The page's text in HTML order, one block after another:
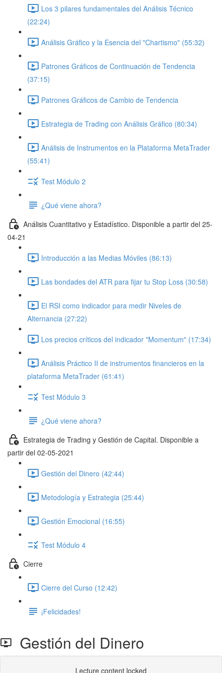
Los 3 pilares fundamentales del Análisis Técnico
(22:24)
Análisis Gráfico y la Esencia del "Chartismo" (55:32)
Patrones Gráficos de Continuación de Tendencia
(37:15)
Patrones Gráficos de Cambio de Tendencia
Estrategia de Trading con Análisis Gráfico (80:34)
Análisis de Instrumentos en la Plataforma MetaTrader
(55:41)
Test Módulo 2
¿Qué viene ahora?
Análisis Cuantitativo y Estadístico. Disponible a partir del 25-
04-21
Introducción a las Medias Móviles (86:13)
Las bondades del ATR para fijar tu Stop Loss (30:58)
El RSI como indicador para medir Niveles de
Alternancia (27:22)
Los precios críticos del indicador "Momentum" (17:34)
Análisis Práctico II de instrumentos financieros en la
plataforma MetaTrader (61:41)
Test Módulo 3
¿Qué viene ahora?
Estrategia de Trading y Gestión de Capital. Disponible a
partir del 02-05-2021
Gestión del Dinero (42:44)
Metodología y Estrategia (25:44)
Gestión Emocional (16:55)
Test Módulo 4
Cierre
Cierre del Curso (12:42)
¡Felicidades!
Gestión del Dinero
Lecture content locked